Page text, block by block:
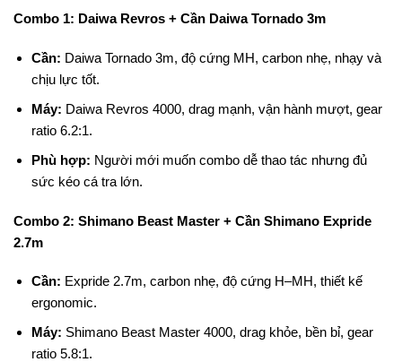
Combo 1: Daiwa Revros + Cần Daiwa Tornado 3m
Cần: Daiwa Tornado 3m, độ cứng MH, carbon nhẹ, nhạy và
chịu lực tốt.
Máy: Daiwa Revros 4000, drag mạnh, vận hành mượt, gear
ratio 6.2:1.
Phù hợp: Người mới muốn combo dễ thao tác nhưng đủ
sức kéo cá tra lớn.
Combo 2: Shimano Beast Master + Cần Shimano Expride
2.7m
Cần: Expride 2.7m, carbon nhẹ, độ cứng H–MH, thiết kế
ergonomic.
Máy: Shimano Beast Master 4000, drag khỏe, bền bỉ, gear
ratio 5.8:1.